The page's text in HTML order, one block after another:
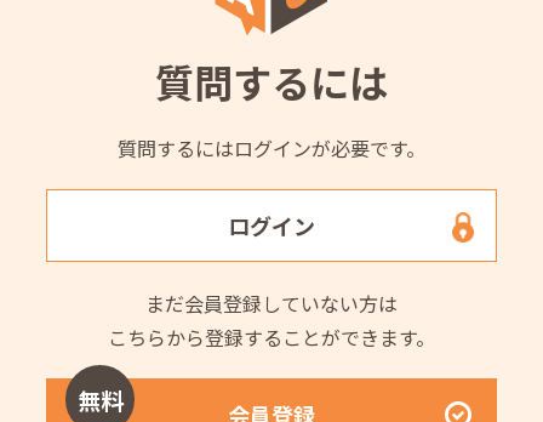
質問するには
質問するにはログインが必要です。
ログイン
まだ会員登録していない方は
こちらから登録することができます。
無料 会員登録